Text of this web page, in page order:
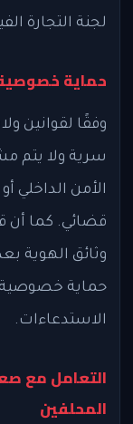
لجنة التجارة
حماية
وفقًا لقوانين
سرية ولا يتم
الأمن الداخلي
قضائي. كما أن
وثائق الهوية
حماية خصوصية
الاستدعاءات.
التعامل مع
المحلفين